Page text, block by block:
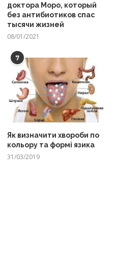
доктора Моро, который
без антибиотиков спас
тысячи жизней
08/01/2021
7
Як визначити хвороби по
кольору та формі язика
31/03/2019